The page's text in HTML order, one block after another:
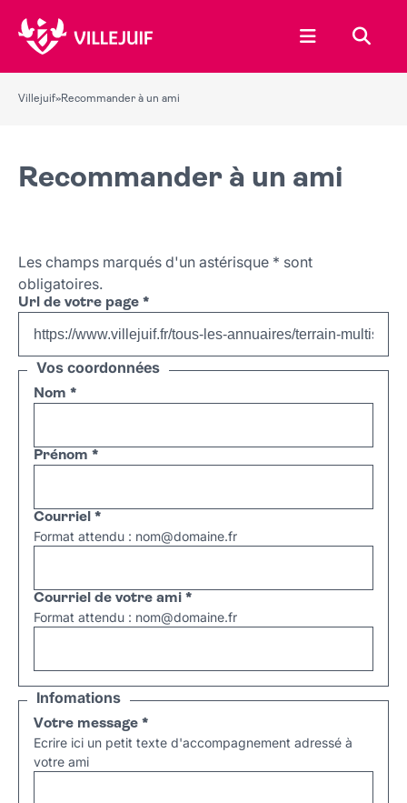
Ouvrir le
Villejuif»Recommander à un ami
Recommander à un ami
Les champs marqués d'un astérisque * sont
obligatoires.
Url de votre page *
Vos coordonnées
Nom *
Prénom *
Courriel *
Format attendu : nom@domaine.fr
Courriel de votre ami *
Format attendu : nom@domaine.fr
Infomations
Votre message *
Ecrire ici un petit texte d'accompagnement adressé à
votre ami